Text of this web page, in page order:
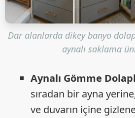
Dar alanlarda dikey banyo
aynalı saklama
Aynalı Gömme
sıradan bir ayna
ve duvarın içine